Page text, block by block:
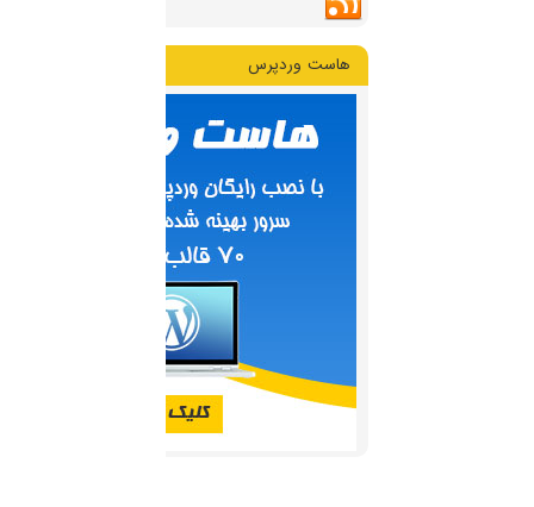
هاست وردپرس